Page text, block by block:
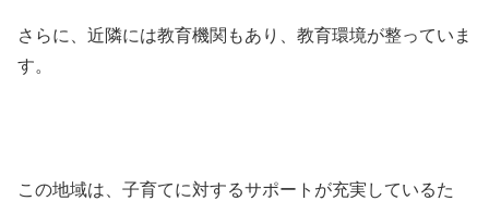
さらに、近隣には教育機関もあり、教育環境が整っていま
す。
この地域は、子育てに対するサポートが充実しているた